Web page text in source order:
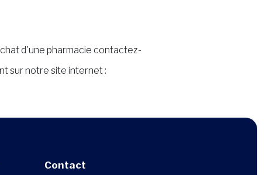
d'une pharmacie contactez-
sur notre site internet :
Contact